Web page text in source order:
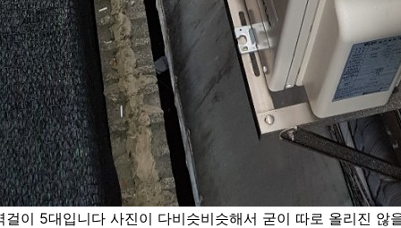
걸이 5대입니다 사진이 다비슷비슷해서 굳이 따로 올리진 않